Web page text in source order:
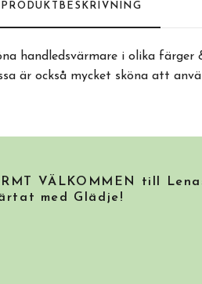
PRODUKTBESKRIVNING
handledsvärmare i olika färger
är också mycket sköna att
VÄLKOMMEN till
med Glädje!